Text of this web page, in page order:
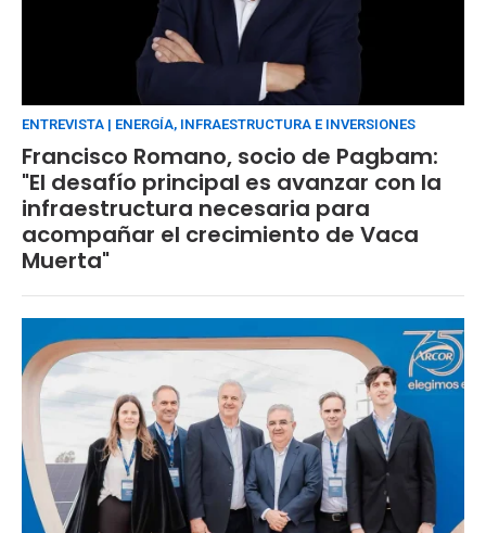
ENTREVISTA | ENERGÍA, INFRAESTRUCTURA E INVERSIONES
Francisco Romano, socio de Pagbam:
"El desafío principal es avanzar con la
infraestructura necesaria para
acompañar el crecimiento de Vaca
Muerta"